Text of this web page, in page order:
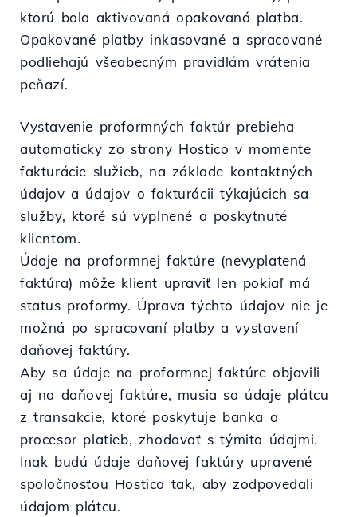
ktorú bola aktivovaná opakovaná platba.
Opakované platby inkasované a spracované
podliehajú všeobecným pravidlám vrátenia
peňazí.
Vystavenie proformných faktúr prebieha
automaticky zo strany Hostico v momente
fakturácie služieb, na základe kontaktných
údajov a údajov o fakturácii týkajúcich sa
služby, ktoré sú vyplnené a poskytnuté
klientom.
Údaje na proformnej faktúre (nevyplatená
faktúra) môže klient upraviť len pokiaľ má
status proformy. Úprava týchto údajov nie je
možná po spracovaní platby a vystavení
daňovej faktúry.
Aby sa údaje na proformnej faktúre objavili
aj na daňovej faktúre, musia sa údaje plátcu
z transakcie, ktoré poskytuje banka a
procesor platieb, zhodovať s týmito údajmi.
Inak budú údaje daňovej faktúry upravené
spoločnosťou Hostico tak, aby zodpovedali
údajom plátcu.